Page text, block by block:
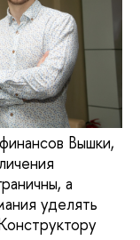
Вышки,
а
уделять